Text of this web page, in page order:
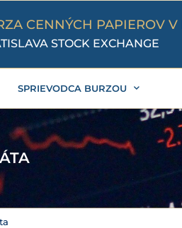
CENNÝCH PAPIEROV V
STOCK EXCHANGE
SPRIEVODCA BURZOU